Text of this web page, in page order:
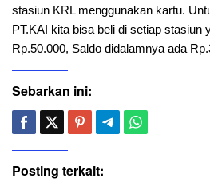
stasiun KRL menggunakan kartu.
PT.KAI kita bisa beli di setiap stasiun
Rp.50.000, Saldo didalamnya ada
Sebarkan ini:
Posting terkait: